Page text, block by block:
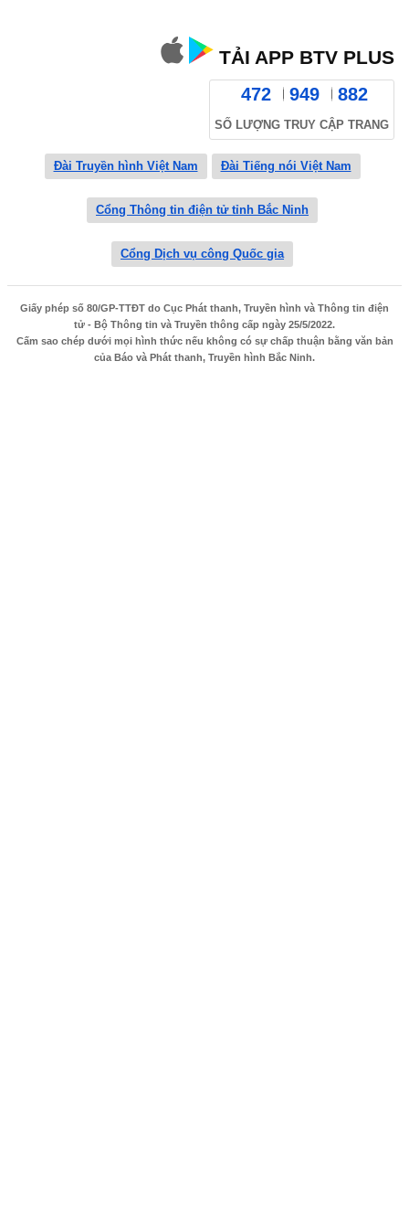
TẢI APP BTV PLUS
472 949 882
SỐ LƯỢNG TRUY CẬP TRANG
Đài Truyền hình Việt Nam Đài Tiếng nói Việt Nam
Cổng Thông tin điện tử tỉnh Bắc Ninh
Cổng Dịch vụ công Quốc gia
Giấy phép số 80/GP-TTĐT do Cục Phát thanh, Truyền hình và Thông tin điện
tử - Bộ Thông tin và Truyền thông cấp ngày 25/5/2022.
Cấm sao chép dưới mọi hình thức nếu không có sự chấp thuận bằng văn bản
của Báo và Phát thanh, Truyền hình Bắc Ninh.